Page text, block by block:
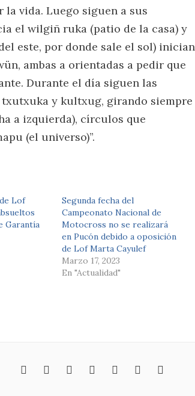
vida. Luego siguen a sus
el wilgiñ ruka (patio de la casa) y
este, por donde sale el sol) inician
ambas a orientadas a pedir que
Durante el día siguen las
y kultxug, girando siempre
a izquierda), círculos que
(el universo)”.
Lof
Garantía
Segunda fecha del
Campeonato Nacional de
Motocross no se realizará
en Pucón debido a oposición
de Lof Marta Cayulef
Marzo 17, 2023
En "Actualidad"